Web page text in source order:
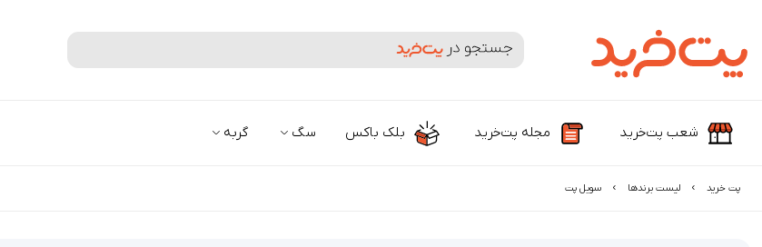
جستجوی محصولات و برندها
شعب پت‌خرید مجله پت‌خرید بلک باکس سگ گربه
پت خرید لیست برند‌ها سویل پت